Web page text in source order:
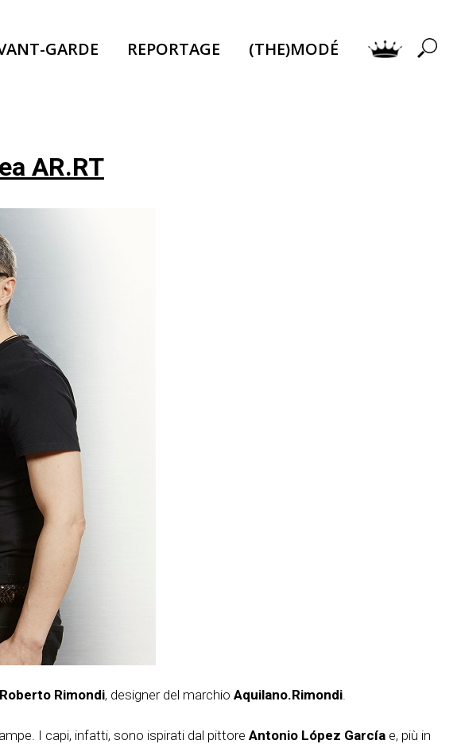
GARDE REPORTAGE (THE)MODÉ
AR.RT
Roberto Rimondi, designer del marchio Aquilano.Rimondi.
I capi, infatti, sono ispirati dal pittore Antonio López García e, più in